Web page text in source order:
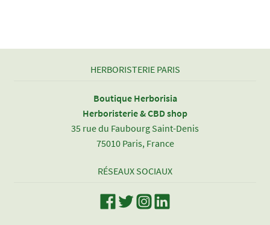
HERBORISTERIE PARIS
Boutique Herborisia
Herboristerie & CBD shop
35 rue du Faubourg Saint-Denis
75010 Paris, France
RÉSEAUX SOCIAUX